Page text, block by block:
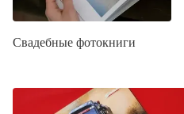
Свадебные фотокниги